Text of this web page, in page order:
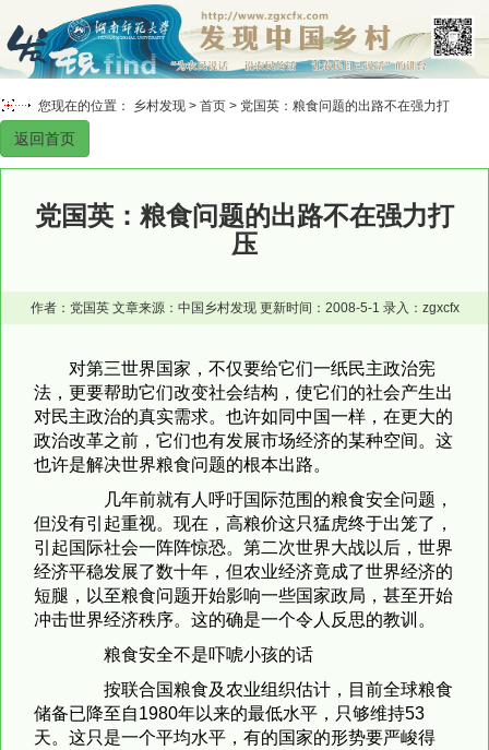
您现在的位置： 乡村发现 > 首页 > 党国英：粮食问题的出路不在强力打
返回首页
党国英：粮食问题的出路不在强力打
压
作者：党国英 文章来源：中国乡村发现 更新时间：2008-5-1 录入：zgxcfx
对第三世界国家，不仅要给它们一纸民主政治宪
法，更要帮助它们改变社会结构，使它们的社会产生出
对民主政治的真实需求。也许如同中国一样，在更大的
政治改革之前，它们也有发展市场经济的某种空间。这
也许是解决世界粮食问题的根本出路。
几年前就有人呼吁国际范围的粮食安全问题，
但没有引起重视。现在，高粮价这只猛虎终于出笼了，
引起国际社会一阵阵惊恐。第二次世界大战以后，世界
经济平稳发展了数十年，但农业经济竟成了世界经济的
短腿，以至粮食问题开始影响一些国家政局，甚至开始
冲击世界经济秩序。这的确是一个令人反思的教训。
粮食安全不是吓唬小孩的话
按联合国粮食及农业组织估计，目前全球粮食
储备已降至自1980年以来的最低水平，只够维持53
天。这只是一个平均水平，有的国家的形势要严峻得